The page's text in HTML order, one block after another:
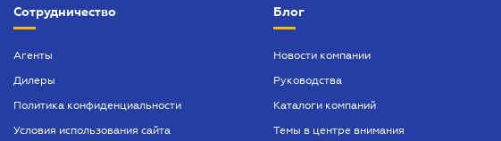
БИЗНЕС
БУХГАЛТЕР ПРОФ
ЮРИСТ ПРОФ
Сотрудничество
Агенты
Дилеры
Политика конфиденциальности
Условия использования сайта
Блог
Новости компании
Руководства
Каталоги компаний
Темы в центре внимания